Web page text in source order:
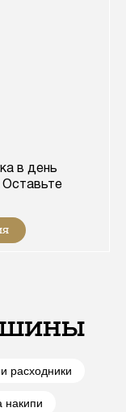
расходники
накипи
в день
Оставьте